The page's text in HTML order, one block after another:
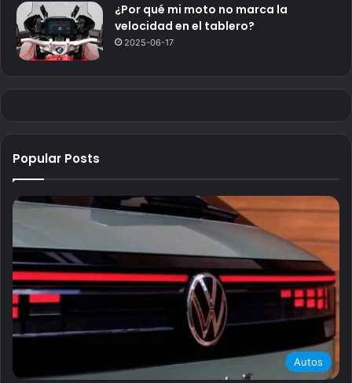
¿Por qué mi moto no marca la
velocidad en el tablero?
2025-06-17
Popular Posts
Autos